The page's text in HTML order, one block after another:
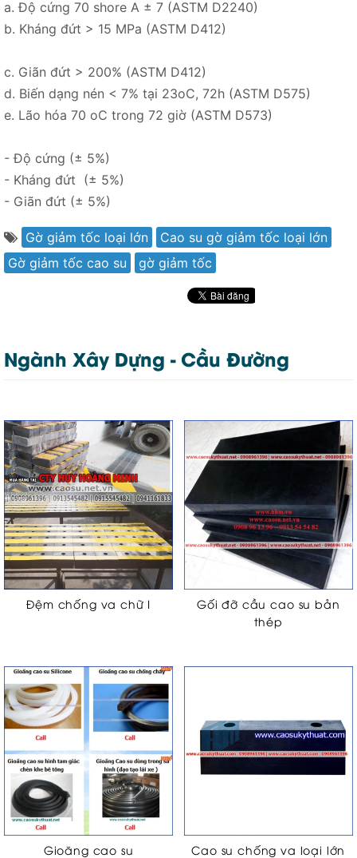
a. Độ cứng 70 shore A ± 7 (ASTM D2240)
b. Kháng đứt > 15 MPa (ASTM D412)
c. Giãn đứt > 200% (ASTM D412)
d. Biến dạng nén < 7% tại 23oC, 72h (ASTM D575)
e. Lão hóa 70 oC trong 72 giờ (ASTM D573)
- Độ cứng (± 5%)
- Kháng đứt (± 5%)
- Giãn đứt (± 5%)
Gờ giảm tốc loại lớn
Cao su gờ giảm tốc loại lớn
Gờ giảm tốc cao su
gờ giảm tốc
Ngành Xây Dựng - Cầu Đường
Đệm chống va chữ I
Gối đỡ cầu cao su bản
thép
Gioăng cao su Cao su chống va loại lớn